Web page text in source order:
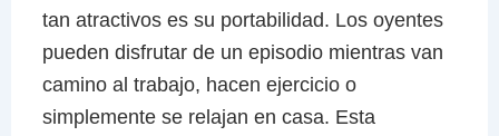
tan atractivos es su portabilidad. Los oyentes
pueden disfrutar de un episodio mientras van
camino al trabajo, hacen ejercicio o
simplemente se relajan en casa. Esta